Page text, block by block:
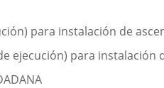
para instalación de
ejecución) para